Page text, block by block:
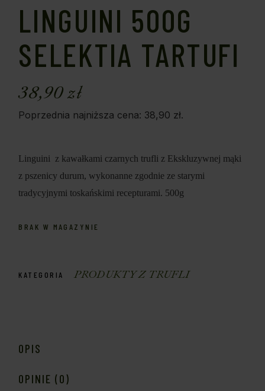
LINGUINI 500G
SELEKTIA TARTUFI
38,90zł
Poprzednia najniższa cena: 38,90 zł.
Linguini z kawałkami czarnych trufli z Ekskluzywnej mąki
z pszenicy durum, wykonanne zgodnie ze starymi
tradycyjnymi toskańskimi recepturami. 500g
BRAK W MAGAZYNIE
KATEGORIA PRODUKTY Z TRUFLI
OPIS
OPINIE (0)